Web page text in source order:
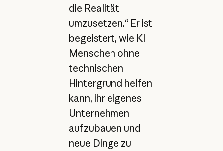
die Realität
umzusetzen.“ Er ist
begeistert, wie KI
Menschen ohne
technischen
Hintergrund helfen
kann, ihr eigenes
Unternehmen
aufzubauen und
neue Dinge zu